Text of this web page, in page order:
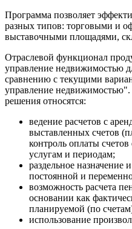
Программа позволяет
разных типов: торговыми и
выставочными площадями,
Отраслевой функционал
управление недвижимостью
сравнению с текущими
управление
решения относятся:
ведение расчетов с
выставленных счетов
контроль оплаты
услугам и периодам;
раздельное назначение
постоянной и
возможность расчета
основании как
планируемой (по
использование